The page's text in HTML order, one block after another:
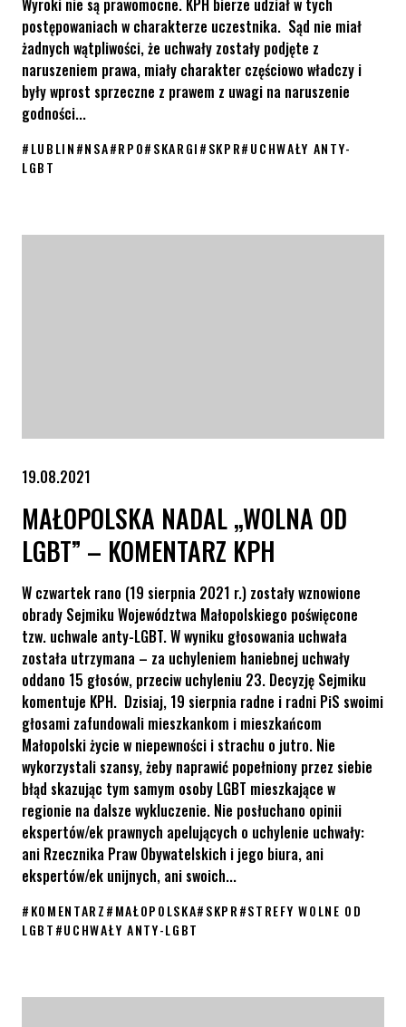
Wyroki nie są prawomocne. KPH bierze udział w tych
postępowaniach w charakterze uczestnika. Sąd nie miał
żadnych wątpliwości, że uchwały zostały podjęte z
naruszeniem prawa, miały charakter częściowo władczy i
były wprost sprzeczne z prawem z uwagi na naruszenie
godności...
#LUBLIN#NSA#RPO#SKARGI#SKPR#UCHWAŁY ANTY-
LGBT
19.08.2021
MAŁOPOLSKA NADAL „WOLNA OD
LGBT” – KOMENTARZ KPH
W czwartek rano (19 sierpnia 2021 r.) zostały wznowione
obrady Sejmiku Województwa Małopolskiego poświęcone
tzw. uchwale anty-LGBT. W wyniku głosowania uchwała
została utrzymana – za uchyleniem haniebnej uchwały
oddano 15 głosów, przeciw uchyleniu 23. Decyzję Sejmiku
komentuje KPH. Dzisiaj, 19 sierpnia radne i radni PiS swoimi
głosami zafundowali mieszkankom i mieszkańcom
Małopolski życie w niepewności i strachu o jutro. Nie
wykorzystali szansy, żeby naprawić popełniony przez siebie
błąd skazując tym samym osoby LGBT mieszkające w
regionie na dalsze wykluczenie. Nie posłuchano opinii
ekspertów/ek prawnych apelujących o uchylenie uchwały:
ani Rzecznika Praw Obywatelskich i jego biura, ani
ekspertów/ek unijnych, ani swoich...
#KOMENTARZ#MAŁOPOLSKA#SKPR#STREFY WOLNE OD
LGBT#UCHWAŁY ANTY-LGBT